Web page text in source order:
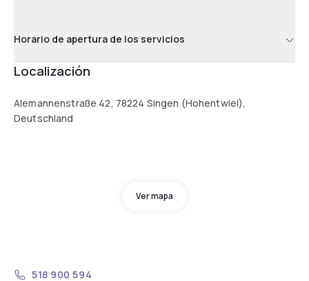
Horario de apertura de los servicios
Localización
Alemannenstraße 42, 78224 Singen (Hohentwiel),
Deutschland
Ver mapa
518 900 594